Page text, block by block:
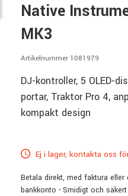
Native
MK3
Artikelnummer 1081979
DJ-kontroller, 5 OLED-
portar, Traktor Pro 4,
kompakt design
Ej i lager, kontakta oss
Betala direkt, med faktura
bankkonto - Smidigt och säkert